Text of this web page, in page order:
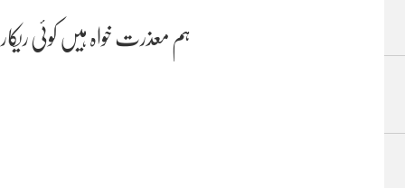
ہم معذرت خواہ ہیں کوئی